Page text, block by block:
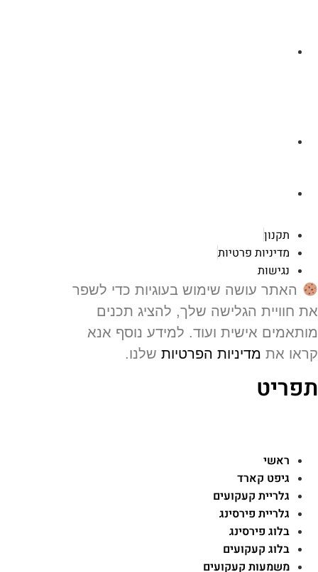
תקנון
מדיניות פרטיות
נגישות
האתר עושה שימוש בעוגיות כדי לשפר
חוויית הגלישה שלך, להציג תכנים
אישית ועוד. למידע נוסף אנא
אתמדיניות הפרטיותשלנו.
ראשי
גיפט קארד
גלריית קעקועים
גלריית פירסינג
בלוג פירסינג
בלוג קעקועים
משמעות קעקועים